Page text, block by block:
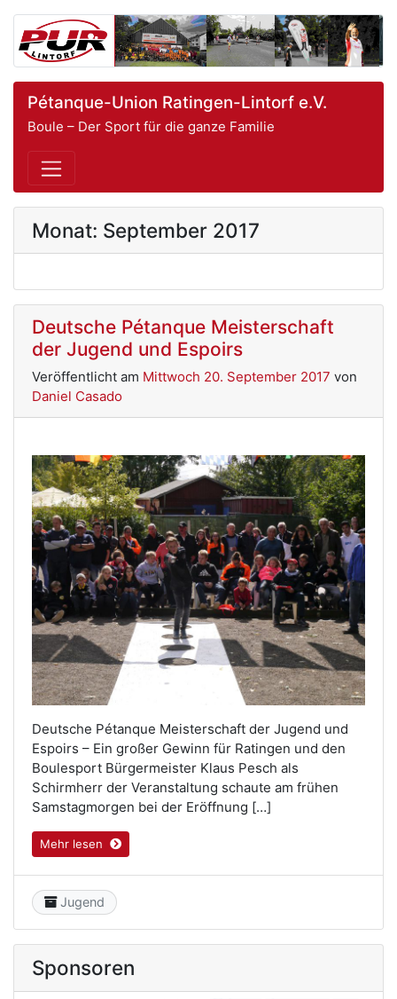
Pétanque-Union Ratingen-Lintorf e.V.
Boule – Der Sport für die ganze Familie
Monat: September 2017
Deutsche Pétanque Meisterschaft
der Jugend und Espoirs
Veröffentlicht am Mittwoch 20. September 2017 von
Daniel Casado
Deutsche Pétanque Meisterschaft der Jugend und
Espoirs – Ein großer Gewinn für Ratingen und den
Boulesport Bürgermeister Klaus Pesch als
Schirmherr der Veranstaltung schaute am frühen
Samstagmorgen bei der Eröffnung […]
Mehr lesen
Category
Jugend
Sponsoren